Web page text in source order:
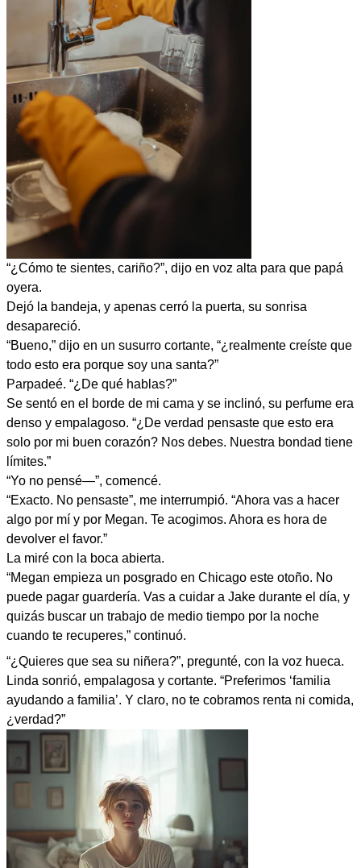
“¿Cómo te sientes, cariño?”, dijo en voz alta para que papá
oyera.
Dejó la bandeja, y apenas cerró la puerta, su sonrisa
desapareció.
“Bueno,” dijo en un susurro cortante, “¿realmente creíste que
todo esto era porque soy una santa?”
Parpadeé. “¿De qué hablas?”
Se sentó en el borde de mi cama y se inclinó, su perfume era
denso y empalagoso. “¿De verdad pensaste que esto era
solo por mi buen corazón? Nos debes. Nuestra bondad tiene
límites.”
“Yo no pensé—”, comencé.
“Exacto. No pensaste”, me interrumpió. “Ahora vas a hacer
algo por mí y por Megan. Te acogimos. Ahora es hora de
devolver el favor.”
La miré con la boca abierta.
“Megan empieza un posgrado en Chicago este otoño. No
puede pagar guardería. Vas a cuidar a Jake durante el día, y
quizás buscar un trabajo de medio tiempo por la noche
cuando te recuperes,” continuó.
“¿Quieres que sea su niñera?”, pregunté, con la voz hueca.
Linda sonrió, empalagosa y cortante. “Preferimos ‘familia
ayudando a familia’. Y claro, no te cobramos renta ni comida,
¿verdad?”